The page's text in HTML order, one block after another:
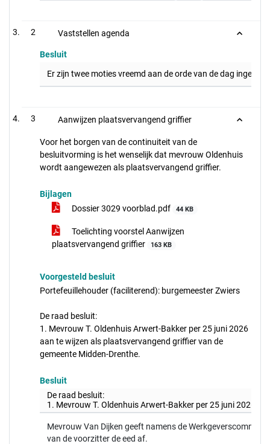
2 Vaststellen agenda
Besluit
Er zijn twee moties vreemd aan de orde van de dag
3 Aanwijzen plaatsvervangend griffier
Voor het borgen van de continuiteit van de
besluitvorming is het wenselijk dat mevrouw Oldenhuis
wordt aangewezen als plaatsvervangend griffier.
Bijlagen
Dossier 3029 voorblad.pdf
44 KB
Toelichting voorstel Aanwijzen
plaatsvervangend griffier
163 KB
Voorgesteld besluit
Portefeuillehouder (faciliterend): burgemeester Zwiers
De raad besluit:
1. Mevrouw T. Oldenhuis Arwert-Bakker per 25 juni 2026
aan te wijzen als plaatsvervangend griffier van de
gemeente Midden-Drenthe.
Besluit
De raad besluit:
1. Mevrouw T. Oldenhuis Arwert-Bakker per 25 juni 2026
Mevrouw Van Dijken geeft namens de
van de voorzitter de eed af.